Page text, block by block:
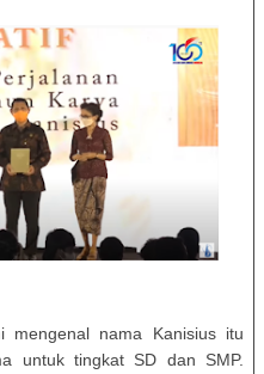
mengenal nama Kanisius itu
untuk tingkat SD dan SMP.